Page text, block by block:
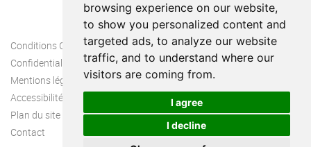
browsing experience on our website,
to show you personalized content and
targeted ads, to analyze our website
traffic, and to understand where our
visitors are coming from.
I agree
I decline
Conditions Générales
Confidentialité
Mentions légales
Accessibilité
Plan du site
Contact